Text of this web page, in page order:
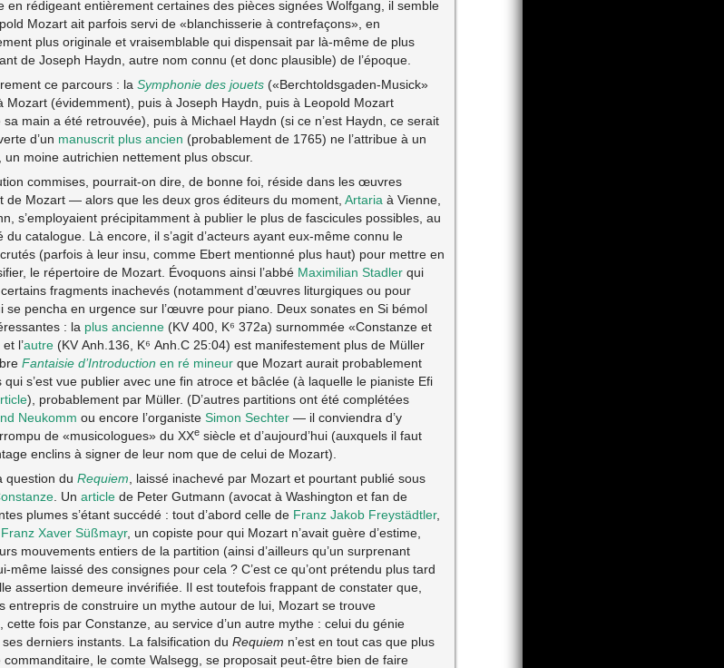
en rédigeant entièrement certaines des pièces signées Wolfgang, il semble
Mozart ait parfois servi de «blanchisserie à contrefaçons», en
plus originale et vraisemblable qui dispensait par là-même de plus
de Joseph Haydn, autre nom connu (et donc plausible) de l’époque.
ce parcours : la Symphonie des jouets(«Berchtoldsgaden-Musick»
Mozart (évidemment), puis à Joseph Haydn, puis à Leopold Mozart
sa main a été retrouvée), puis à Michael Haydn (si ce n’est Haydn, ce serait
d’un manuscrit plus ancien (probablement de 1765) ne l’attribue à un
moine autrichien nettement plus obscur.
commises, pourrait-on dire, de bonne foi, réside dans les œuvres
de Mozart — alors que les deux gros éditeurs du moment, Artaria à Vienne,
s’employaient précipitamment à publier le plus de fascicules possibles, au
du catalogue. Là encore, il s’agit d’acteurs ayant eux-même connu le
(parfois à leur insu, comme Ebert mentionné plus haut) pour mettre en
le répertoire de Mozart. Évoquons ainsi l’abbé Maximilian Stadlerqui
fragments inachevés (notamment d’œuvres liturgiques ou pour
se pencha en urgence sur l’œuvre pour piano. Deux sonates en Si bémol
: la plus ancienne(KV 400, K⁶ 372a) surnommée «Constanze et
l’autre(KV Anh.136, K⁶ Anh.C 25:04) est manifestement plus de Müller
Fantaisie d’Introduction en ré mineurque Mozart aurait probablement
s’est vue publier avec une fin atroce et bâclée (à laquelle le pianiste Efi
), probablement par Müller. (D’autres partitions ont été complétées
Neukomm ou encore l’organiste Simon Sechter— il conviendra d’y
de «musicologues» du XXesiècle et d’aujourd’hui (auxquels il faut
enclins à signer de leur nom que de celui de Mozart).
question du Requiem , laissé inachevé par Mozart et pourtant publié sous
. Un articlede Peter Gutmann (avocat à Washington et fan de
plumes s’étant succédé : tout d’abord celle de Franz Jakob Freystädtler,
Franz Xaver Süßmayr, un copiste pour qui Mozart n’avait guère d’estime,
mouvements entiers de la partition (ainsi d’ailleurs qu’un surprenant
laissé des consignes pour cela ? C’est ce qu’ont prétendu plus tard
assertion demeure invérifiée. Il est toutefois frappant de constater que,
entrepris de construire un mythe autour de lui, Mozart se trouve
fois par Constanze, au service d’un autre mythe : celui du génie
derniers instants. La falsification du Requiem n’est en tout cas que plus
le comte Walsegg, se proposait peut-être bien de faire